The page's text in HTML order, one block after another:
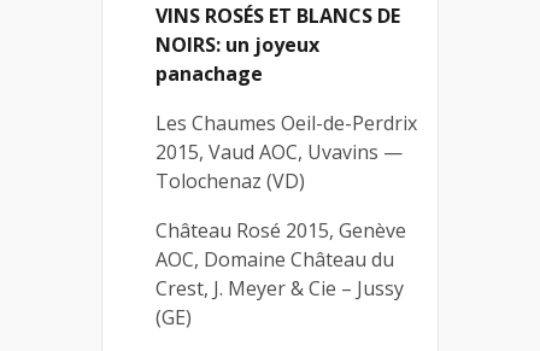
VINS ROSÉS ET BLANCS DE
NOIRS: un joyeux
panachage
Les Chaumes Oeil-de-Perdrix
2015, Vaud AOC, Uvavins —
Tolochenaz (VD)
Château Rosé 2015, Genève
AOC, Domaine Château du
Crest, J. Meyer & Cie – Jussy
(GE)